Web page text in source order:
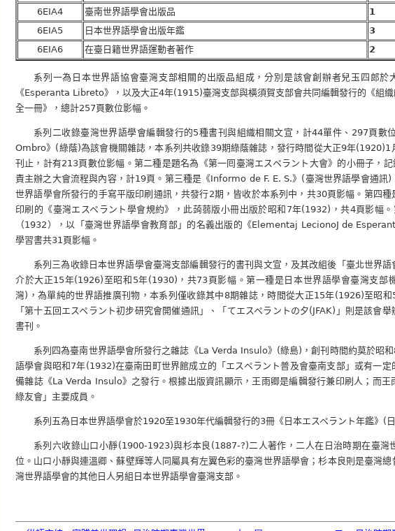
6EIA4
臺南世界語學會出版品 1
6EIA5
日本世界語學會出版年鑑 3
6EIA6
在臺日籍世界語運動者著作 2
系列一為日本世界語協會臺灣支部相關的出版品組成，分別是該會創辦者兒玉四郎
《Esperanta Libreto》，以及大正4年(1915)臺灣支部與橫須賀支部會共同編輯發行的《組
全一冊》，總計257頁數位影幅。
系列二收錄臺灣世界語學會編輯發行的5種書刊與組織相關文宣，計44單件、297頁數
Ombro》(綠蔭)為該會機關雜誌，本系列共收錄39期綠蔭雜誌，發行時間從大正9年
刊止，計有213頁數位影幅。第二種是題名為《第一囘臺灣エスペラント大會》的小冊子，
責主辦之大會流程與內容，計19頁。第三種是《Informo de F. E. S.》(臺灣世界語學會通訊)
世界語學會所發行的手寫平版印刷通訊，共發行2期，皆收於本系列中，共30頁影幅。第四
印刷的《臺灣エスペラント學會規約》，此蒟蒻版小冊出版於昭和7年(1932)，共4頁影幅
（1932），以「臺灣世界語學會教育部」的名義出版的《Elementaj LecionoJ de
學習書共31頁影幅。
系列三為收錄日本世界語學會臺灣支部編輯發行的書刊與文宣，及其改組後「臺北世界語
介於大正15年(1926)至昭和5年(1930)，共73頁影幅。第一種是日本世界語學會臺灣支部
灣)，為單純的世界語推廣刊物，本系列僅收錄其中8期雜誌，時間從大正15年(1926)至昭
「第十五回エスペラント初步研究會開催通訊」、「てエスペラントの夕(JFAK)」則是該會
書刊。
系列四為臺南世界語學會所發行之雜誌《La Verda Insulo》(綠島)，創刊時間約莫於昭
語學會與昭和7年(1932)在臺南田町世界館成立的「エスペラント普及會臺南支部」或有一定
備雜誌《La Verda Insulo》之發行。根據出版資訊顯示，王雨卿是編輯發行兼印刷人；而王
綠友會」主要成員。
系列五為日本世界語學會於1920至1930年代編輯發行的3冊《日本エスペラント年鑑》(
系列六收錄山口小靜(1900-1923)與杉本良(1887-?)二人著作，二人在日治時期在臺灣
位。山口小靜與連溫卿、蘇壁輝等人同屬具有左翼色彩的臺灣世界語學會；杉本良則是臺灣
灣世界語學會的其他日人另組日本世界語學會臺灣支部。